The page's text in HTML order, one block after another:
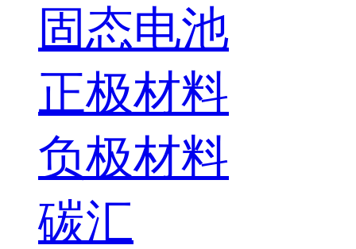
固态电池
正极材料
负极材料
碳汇